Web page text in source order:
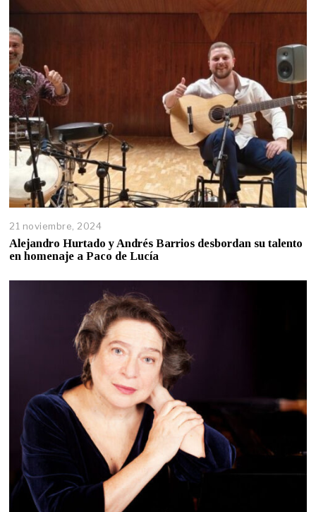
21 noviembre, 2024
Alejandro Hurtado y Andrés Barrios desbordan su talento
en homenaje a Paco de Lucía